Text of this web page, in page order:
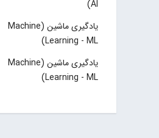
AI)
یادگیری ماشین (Machine
Learning - ML)
یادگیری ماشین (Machine
Learning - ML)